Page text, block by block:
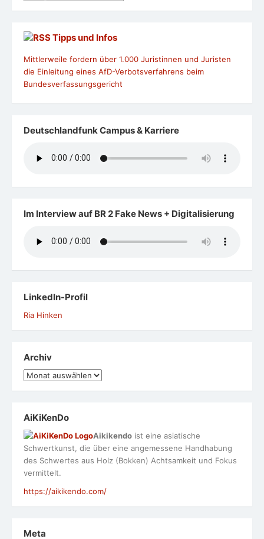
Tipps und Infos
Mittlerweile fordern über 1.000 Juristinnen und Juristen
die Einleitung eines AfD-Verbotsverfahrens beim
Bundesverfassungsgericht
Deutschlandfunk Campus & Karriere
Im Interview auf BR 2 Fake News + Digitalisierung
LinkedIn-Profil
Ria Hinken
Archiv
Archiv
AiKiKenDo
Aikikendo ist eine asiatische
Schwertkunst, die über eine angemessene Handhabung
des Schwertes aus Holz (Bokken) Achtsamkeit und Fokus
vermittelt.
https://aikikendo.com/
Meta